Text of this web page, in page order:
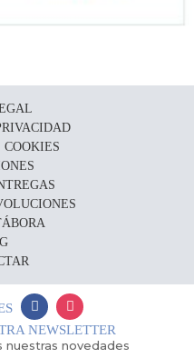
NEWSLETTER
nuestras novedades